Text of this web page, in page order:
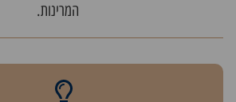
המרינות.